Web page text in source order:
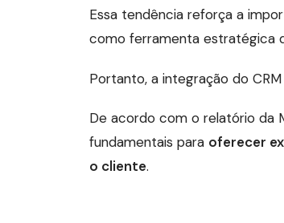
Essa tendência reforça a
como ferramenta estratégica
Portanto, a integração do
De acordo com o relatório da
fundamentais para oferecer
o cliente.